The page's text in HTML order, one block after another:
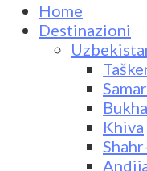
Home
Destinazioni
Khiva